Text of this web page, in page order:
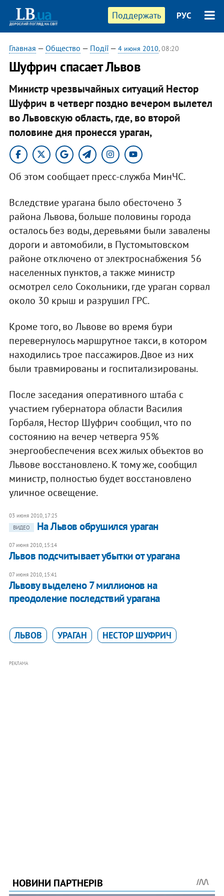
Поддержать РУС
Главная — Общество — Події— 4 июня 2010, 08:20
Шуфрич спасает Львов
Министр чрезвычайных ситуаций Нестор
Шуфрич в четверг поздно вечером вылетел
во Львовскую область, где, во второй
половине дня пронесся ураган,
Об этом сообщает пресс-служба МинЧС.
Вследствие урагана было обесточено 3
района Львова, больше половины города
осталось без воды, деревьями были завалены
дороги и автомобили, в Пустомытовском
районе отключено от электроснабжения 56
населенных пунктов, а также министр
осмотрел село Сокольники, где ураган сорвал
около 30 крыш и разрушил ГРС.
Кроме того, во Львове во время бури
перевернулось маршрутное такси, в котором
находились трое пассажиров. Двое из них
были травмированы и госпитализированы.
После заседания оперативного штаба с
участием губернатора области Василия
Горбаля, Нестор Шуфрич сообщил, что по
состоянию на вечер четверга 95%
энергообеспечения всех жилых объектов во
Львове восстановлено. К тому же, сообщил
министр, полностью будет восстановлено
уличное освещение.
03 июня 2010, 17:25
ВИДЕО
На Львов обрушился ураган
07 июня 2010, 15:14
Львов подсчитывает убытки от урагана
07 июня 2010, 15:41
Львову выделено 7 миллионов на
преодоление последствий урагана
ЛЬВОВ УРАГАН НЕСТОР ШУФРИЧ
РЕКЛАМА